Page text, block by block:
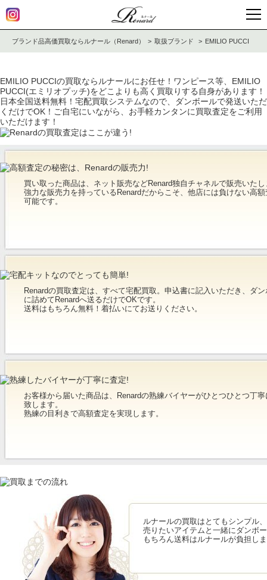
ブランド品高価買取ならルナール（Renard） 取扱ブランド EMILIO PUCCI
EMILIO PUCCIの買取ならルナールにお任せ！ワンピース等、EMILIO
PUCCI(エミリオプッチ)をどこよりも高く買取りする自身があります！
日本全国送料無料！宅配買取システムなので、ダンボールで発送いただ
くだけでOK！ご自宅にいながら、お手軽カンタンに買取査定をご利用
いただけます！
買い取った商品は、ネット販売などRenard独自チャネルで販売いた
強力な販売力を持っているRenardだからこそ、他店には負けない高
可能です。
Renardの買取査定は、すべて宅配買取。申込書に記入いただき、ダ
に詰めてRenardへ送るだけでOKです。
送料はもちろん無料！着払いにてお送りください。
お客様から届いた商品は、Renardの熟練バイヤーがひとつひとつ丁
致します。
熟練の目利きで高額査定を実現します。
ルナールの買取はとてもシンプル
売りたいアイテムと一緒にダンボ
もちろん送料はルナールが負担し